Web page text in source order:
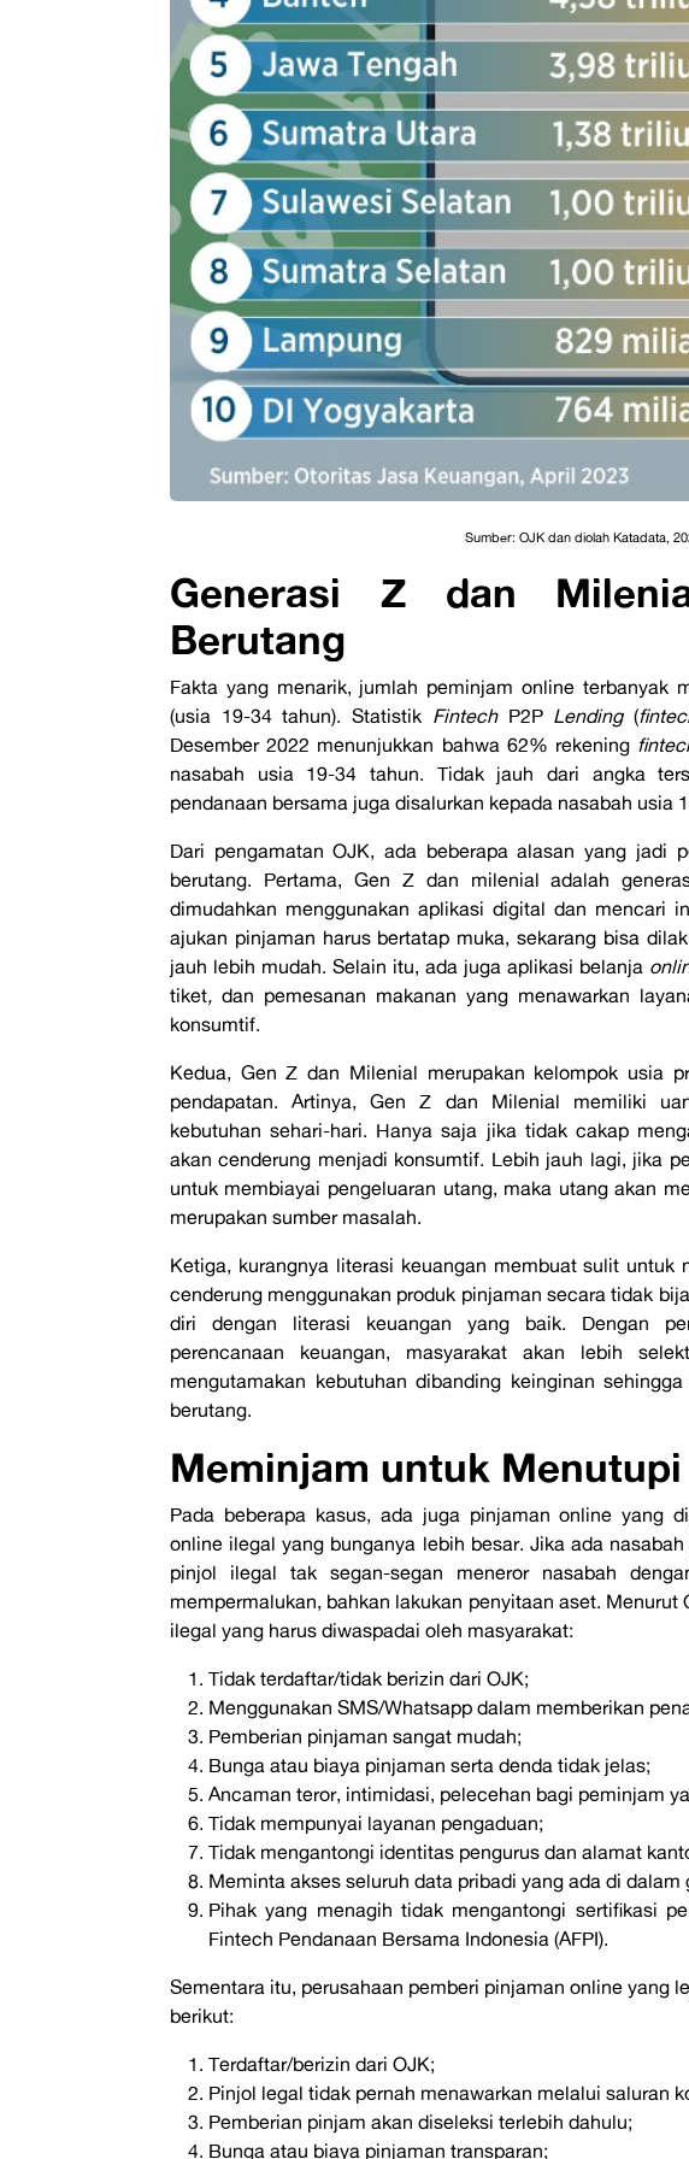
Sumber: OJK dan diolah Katadata,
Generasi Z dan
Berutang
Fakta yang menarik, jumlah peminjam online terbanyak
(usia 19-34 tahun). Statistik Fintech P2P Lending(
Desember 2022 menunjukkan bahwa 62% rekening
nasabah usia 19-34 tahun. Tidak jauh dari angka
pendanaan bersama juga disalurkan kepada nasabah usia
Dari pengamatan OJK, ada beberapa alasan yang jadi
berutang. Pertama, Gen Z dan milenial adalah
dimudahkan menggunakan aplikasi digital dan mencari
ajukan pinjaman harus bertatap muka, sekarang bisa
jauh lebih mudah. Selain itu, ada juga aplikasi belanja
tiket, dan pemesanan makanan yang menawarkan
konsumtif.
Kedua, Gen Z dan Milenial merupakan kelompok usia
pendapatan. Artinya, Gen Z dan Milenial memiliki
kebutuhan sehari-hari. Hanya saja jika tidak cakap
akan cenderung menjadi konsumtif. Lebih jauh lagi, jika
untuk membiayai pengeluaran utang, maka utang akan
merupakan sumber masalah.
Ketiga, kurangnya literasi keuangan membuat sulit untuk
cenderung menggunakan produk pinjaman secara tidak
diri dengan literasi keuangan yang baik. Dengan
perencanaan keuangan, masyarakat akan lebih
mengutamakan kebutuhan dibanding keinginan
berutang.
Meminjam untuk
Pada beberapa kasus, ada juga pinjaman online yang
online ilegal yang bunganya lebih besar. Jika ada
pinjol ilegal tak segan-segan meneror nasabah
mempermalukan, bahkan lakukan penyitaan aset.
ilegal yang harus diwaspadai oleh masyarakat:
Tidak terdaftar/tidak berizin dari OJK;
Menggunakan SMS/Whatsapp dalam memberikan
Pemberian pinjaman sangat mudah;
Bunga atau biaya pinjaman serta denda tidak jelas;
Ancaman teror, intimidasi, pelecehan bagi peminjam
Tidak mempunyai layanan pengaduan;
Tidak mengantongi identitas pengurus dan alamat
Meminta akses seluruh data pribadi yang ada di dalam
Pihak yang menagih tidak mengantongi sertifikasi
Fintech Pendanaan Bersama Indonesia (AFPI).
Sementara itu, perusahaan pemberi pinjaman online yang
berikut:
Terdaftar/berizin dari OJK;
Pinjol legal tidak pernah menawarkan melalui saluran
Pemberian pinjam akan diseleksi terlebih dahulu;
Bunga atau biaya pinjaman transparan;